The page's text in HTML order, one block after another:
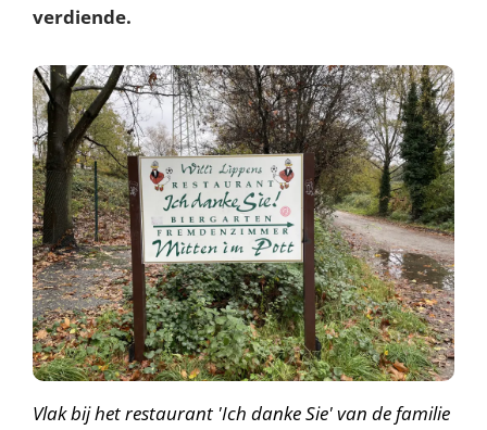
verdiende.
Vlak bij het restaurant 'Ich danke Sie' van de familie